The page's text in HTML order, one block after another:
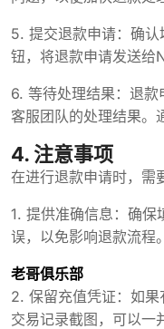
5. 提交退款申请：确认
钮，将退款申请发送给
6. 等待处理结果：退
客服团队的处理结果。
4. 注意事项
在进行退款申请时，需
1. 提供准确信息：确保
误，以免影响退款流程。
老哥俱乐部
2. 保留充值凭证：如
交易记录截图，可以一